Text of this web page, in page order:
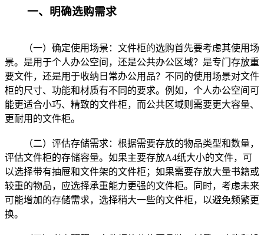
一、明确选购需求
（一）确定使用场景：文件柜的选购首先要考虑其使用场
景。是用于个人办公空间，还是公共办公区域？是专门存放重
要文件，还是用于收纳日常办公用品？不同的使用场景对文件
柜的尺寸、功能和材质有不同的要求。例如，个人办公空间可
能更适合小巧、精致的文件柜，而公共区域则需要更大容量、
更耐用的文件柜。
（二）评估存储需求：根据需要存放的物品类型和数量，
评估文件柜的存储容量。如果主要存放A4纸大小的文件，可
以选择带有抽屉和文件架的文件柜；如果需要存放大量书籍或
较重的物品，应选择承重能力更强的文件柜。同时，考虑未来
可能增加的存储需求，选择稍大一些的文件柜，以避免频繁更
换。